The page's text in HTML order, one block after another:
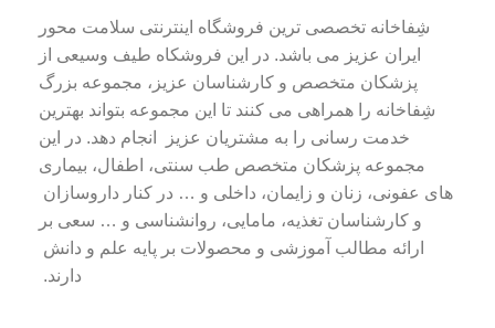
شِفاخانه تخصصی ترین فروشگاه اینترنتی سلامت محور
ایران عزیز می باشد. در این فروشکاه طیف وسیعی از
پزشکان متخصص و کارشناسان عزیز، مجموعه بزرگ
شِفاخانه را همراهی می کنند تا این مجموعه بتواند بهترین
خدمت رسانی را به مشتریان عزیز انجام دهد. در این
مجموعه پزشکان متخصص طب سنتی، اطفال، بیماری
های عفونی، زنان و زایمان، داخلی و … در کنار داروسازان
و کارشناسان تغذیه، مامایی، روانشناسی و … سعی بر
ارائه مطالب آموزشی و محصولات بر پایه علم و دانش
دارند.